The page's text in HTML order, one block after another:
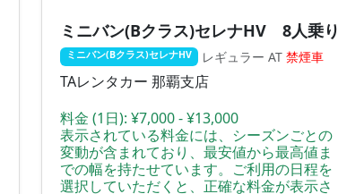
ミニバン(Bクラス)セレナHV 8人乗り
ミニバン(Bクラス)セレナHV レギュラー AT 禁煙車
TAレンタカー 那覇支店
料金 (1日): ¥7,000 - ¥13,000
表示されている料金には、シーズンごとの
変動が含まれており、最安値から最高値ま
での幅を持たせています。ご利用の日程を
選択していただくと、正確な料金が表示さ